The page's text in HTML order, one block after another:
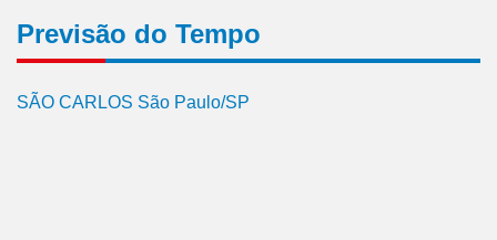
Previsão do Tempo
SÃO CARLOS São Paulo/SP